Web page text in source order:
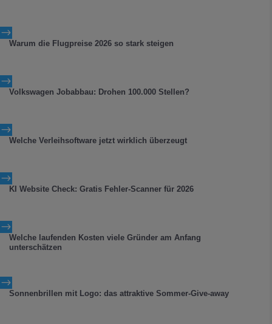
$
Warum die Flugpreise 2026 so stark steigen
$
Volkswagen Jobabbau: Drohen 100.000 Stellen?
$
Welche Verleihsoftware jetzt wirklich überzeugt
$
KI Website Check: Gratis Fehler-Scanner für 2026
$
Welche laufenden Kosten viele Gründer am Anfang
unterschätzen
$
Sonnenbrillen mit Logo: das attraktive Sommer-Give-away